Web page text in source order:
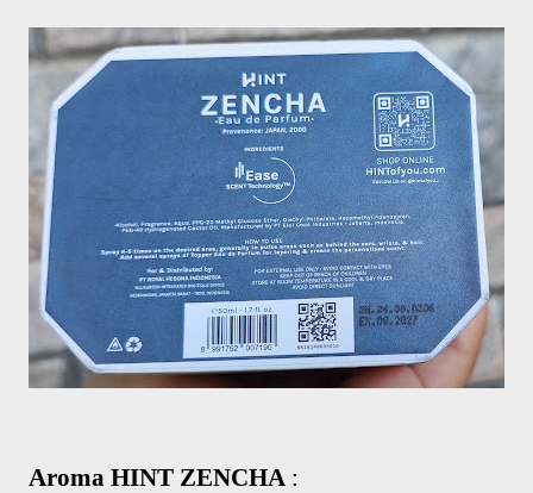
Aroma HINT ZENCHA :